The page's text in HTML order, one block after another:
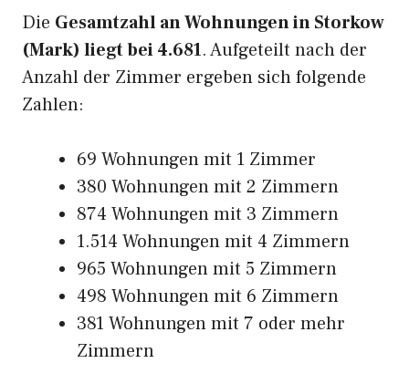
Die Gesamtzahl an Wohnungen in Storkow
(Mark) liegt bei 4.681. Aufgeteilt nach der
Anzahl der Zimmer ergeben sich folgende
Zahlen:
69 Wohnungen mit 1 Zimmer
380 Wohnungen mit 2 Zimmern
874 Wohnungen mit 3 Zimmern
1.514 Wohnungen mit 4 Zimmern
965 Wohnungen mit 5 Zimmern
498 Wohnungen mit 6 Zimmern
381 Wohnungen mit 7 oder mehr
Zimmern